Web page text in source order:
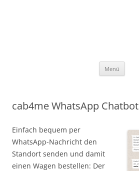
Menü
cab4me WhatsApp Chatbot
Einfach bequem per
WhatsApp-Nachricht den
Standort senden und damit
einen Wagen bestellen: Der